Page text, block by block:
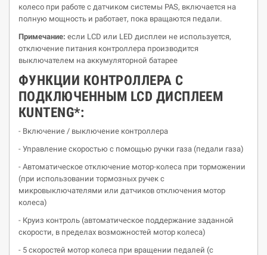
колесо при работе с датчиком системы PAS, включается на
полную мощность и работает, пока вращаются педали.
Примечание: если LCD или LED дисплеи не используется,
отключение питания контроллера производится
выключателем на аккумуляторной батарее
ФУНКЦИИ КОНТРОЛЛЕРА С
ПОДКЛЮЧЕННЫМ LCD ДИСПЛЕЕМ
КUNTENG*:
- Включение / выключение контроллера
- Управление скоростью с помощью ручки газа (педали газа)
- Автоматическое отключение мотор-колеса при торможении
(при использовании тормозных ручек с
микровыключателями или датчиков отключения мотор
колеса)
- Круиз контроль (автоматическое поддержание заданной
скорости, в пределах возможностей мотор колеса)
- 5 скоростей мотор колеса при вращении педалей (с